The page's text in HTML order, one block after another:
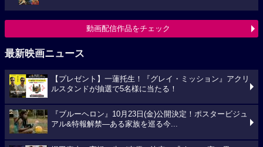
動画配信作品をチェック
最新映画ニュース
【プレゼント】一蓮托生！『グレイ・ミッション』アクリ
ルスタンドが抽選で5名様に当たる！
『ブルーヘロン』10月23日(金)公開決定！ポスタービジュ
アル&特報解禁―ある家族を巡る今...